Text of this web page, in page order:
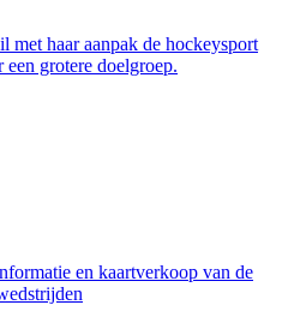
haar aanpak de hockeysport
grotere doelgroep.
en kaartverkoop van de